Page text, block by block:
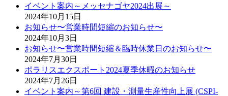
イベント案内～メッセナゴヤ2024出展～
2024年10月15日
お知らせ〜営業時間短縮のお知らせ〜
2024年10月3日
お知らせ〜営業時間短縮＆臨時休業日のお知らせ〜
2024年7月30日
ポラリスエクスポート2024夏季休暇のお知らせ
2024年7月26日
イベント案内～第6回 建設・測量生産性向上展 (CSPI-